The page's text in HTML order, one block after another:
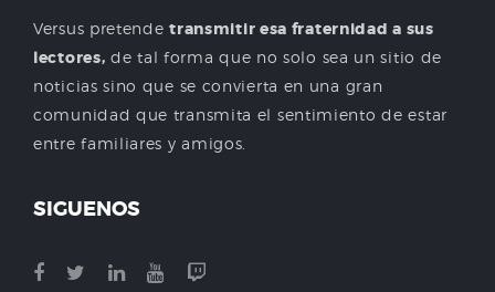
Versus pretendetransmitir esa fraternidad a sus
lectores, de tal forma que no solo sea un sitio de
noticias sino que se convierta en una gran
comunidad que transmita el sentimiento de estar
entre familiares y amigos.
SIGUENOS